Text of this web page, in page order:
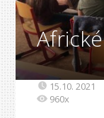
15.10. 2021
960x